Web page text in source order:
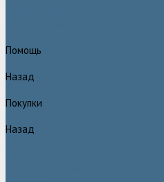
Помощь
Назад
Покупки
Назад